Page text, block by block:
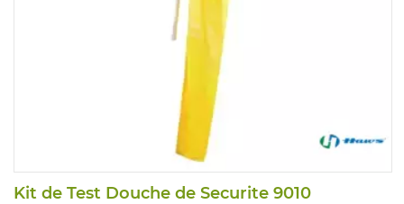
Kit de Test Douche de Securite 9010